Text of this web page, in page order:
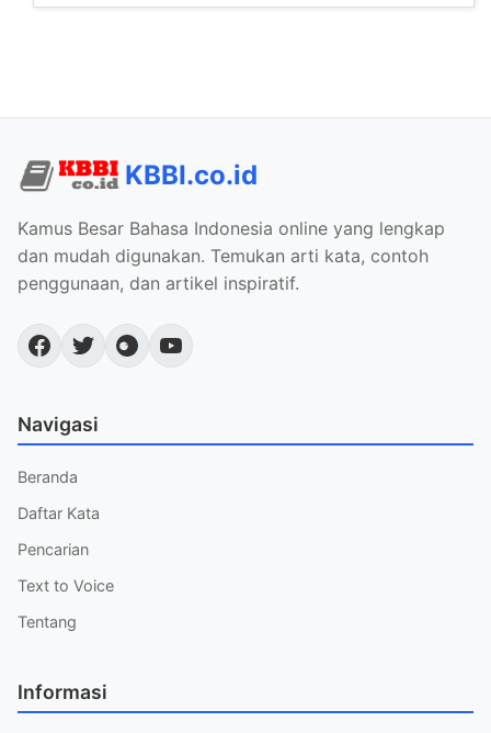
KBBI.co.id
Kamus Besar Bahasa Indonesia online yang lengkap
dan mudah digunakan. Temukan arti kata, contoh
penggunaan, dan artikel inspiratif.
Navigasi
Beranda
Daftar Kata
Pencarian
Text to Voice
Tentang
Informasi